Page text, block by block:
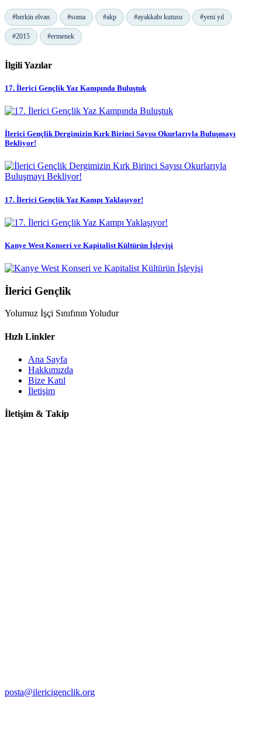
#berkin elvan #soma #akp #ayakkabı kutusu #yeni yıl
#2015 #ermenek
İlgili Yazılar
17. İlerici Gençlik Yaz Kampında Buluştuk
İlerici Gençlik Dergimizin Kırk Birinci Sayısı Okurlarıyla Buluşmayı
Bekliyor!
17. İlerici Gençlik Yaz Kampı Yaklaşıyor!
Kanye West Konseri ve Kapitalist Kültürün İşleyişi
İlerici Gençlik
Yolumuz İşçi Sınıfının Yoludur
Hızlı Linkler
Ana Sayfa
Hakkımızda
Bize Katıl
İletişim
İletişim & Takip
posta@ilericigenclik.org